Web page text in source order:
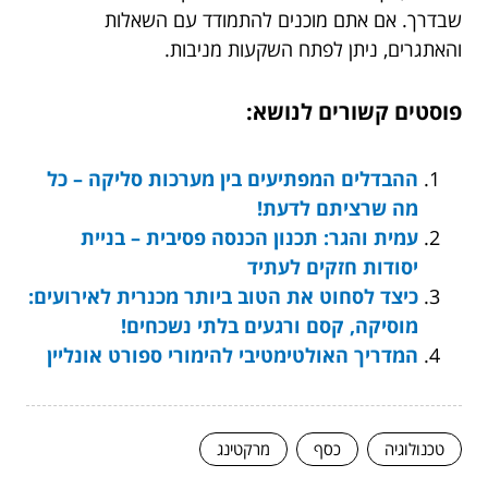
שבדרך. אם אתם מוכנים להתמודד עם השאלות
והאתגרים, ניתן לפתח השקעות מניבות.
פוסטים קשורים לנושא:
ההבדלים המפתיעים בין מערכות סליקה – כל
מה שרציתם לדעת!
עמית והגר: תכנון הכנסה פסיבית – בניית
יסודות חזקים לעתיד
כיצד לסחוט את הטוב ביותר מכנרית לאירועים:
מוסיקה, קסם ורגעים בלתי נשכחים!
המדריך האולטימטיבי להימורי ספורט אונליין
טכנולוגיה כסף מרקטינג